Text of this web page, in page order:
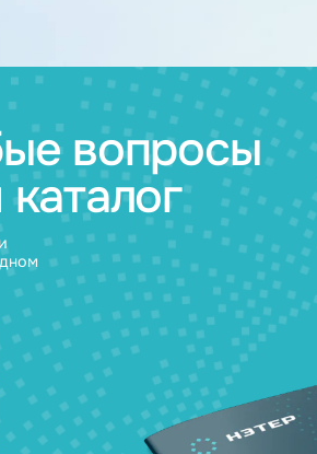
Зарядные
устройства